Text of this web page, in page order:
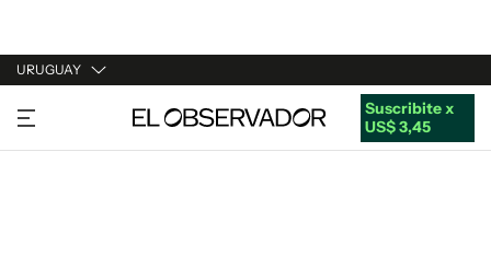
URUGUAY
URUGUAY
ARGENTINA
Suscribite x
US$ 3,45